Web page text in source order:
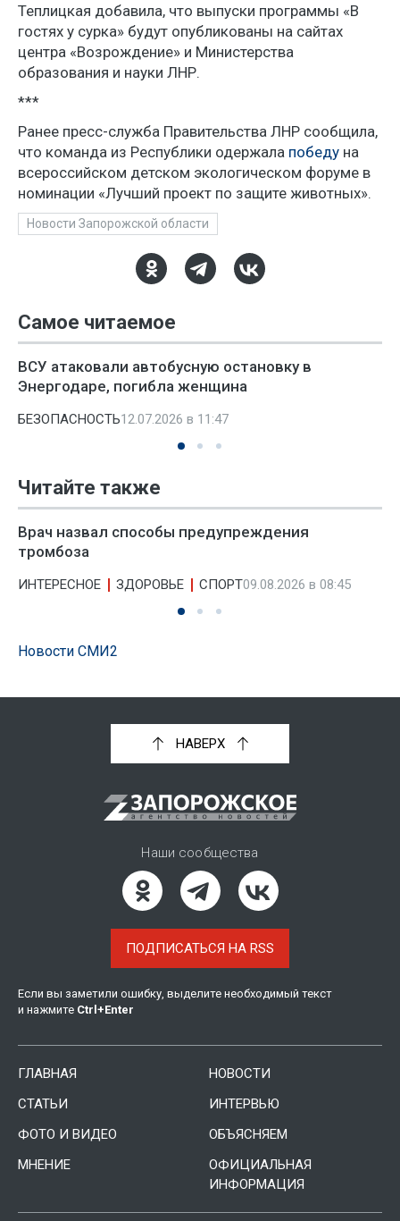
Теплицкая добавила, что выпуски программы «В
гостях у сурка» будут опубликованы на сайтах
центра «Возрождение» и Министерства
образования и науки ЛНР.
***
Ранее пресс-служба Правительства ЛНР сообщила,
что команда из Республики одержала победу на
всероссийском детском экологическом форуме в
номинации «Лучший проект по защите животных».
Новости Запорожской области
Самое читаемое
ВСУ атаковали автобусную остановку в
Энергодаре, погибла женщина
БЕЗОПАСНОСТЬ12.07.2026 в 11:47
Читайте также
Врач назвал способы предупреждения
тромбоза
ИНТЕРЕСНОЕ ЗДОРОВЬЕ СПОРТ09.08.2026 в 08:45
Новости СМИ2
НАВЕРХ
Наши сообщества
ПОДПИСАТЬСЯ НА RSS
Если вы заметили ошибку, выделите необходимый текст
и нажмите Ctrl +Enter
ГЛАВНАЯ
НОВОСТИ
СТАТЬИ
ИНТЕРВЬЮ
ФОТО И ВИДЕО
ОБЪЯСНЯЕМ
МНЕНИЕ
ОФИЦИАЛЬНАЯ
ИНФОРМАЦИЯ